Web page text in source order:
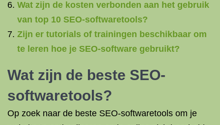
Wat zijn de kosten verbonden aan het gebruik
van top 10 SEO-softwaretools?
Zijn er tutorials of trainingen beschikbaar om
te leren hoe je SEO-software gebruikt?
Wat zijn de beste SEO-
softwaretools?
Op zoek naar de beste SEO-softwaretools om je